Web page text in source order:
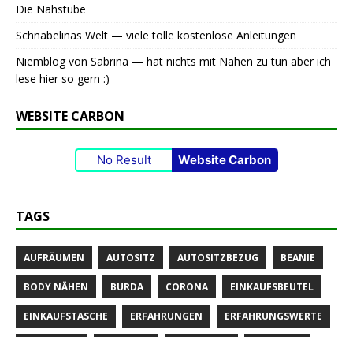
Die Nähstube
Schnabelinas Welt — viele tolle kostenlose Anleitungen
Niemblog von Sabrina — hat nichts mit Nähen zu tun aber ich
lese hier so gern :)
WEBSITE CARBON
No Result Website Carbon
TAGS
AUFRÄUMEN AUTOSITZ AUTOSITZBEZUG BEANIE
BODY NÄHEN BURDA CORONA EINKAUFSBEUTEL
EINKAUFSTASCHE ERFAHRUNGEN ERFAHRUNGSWERTE